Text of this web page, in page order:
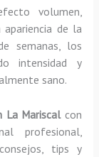
volumen,
de la
semanas, los
intensidad y
sano.
La Mariscal con
profesional,
tips y